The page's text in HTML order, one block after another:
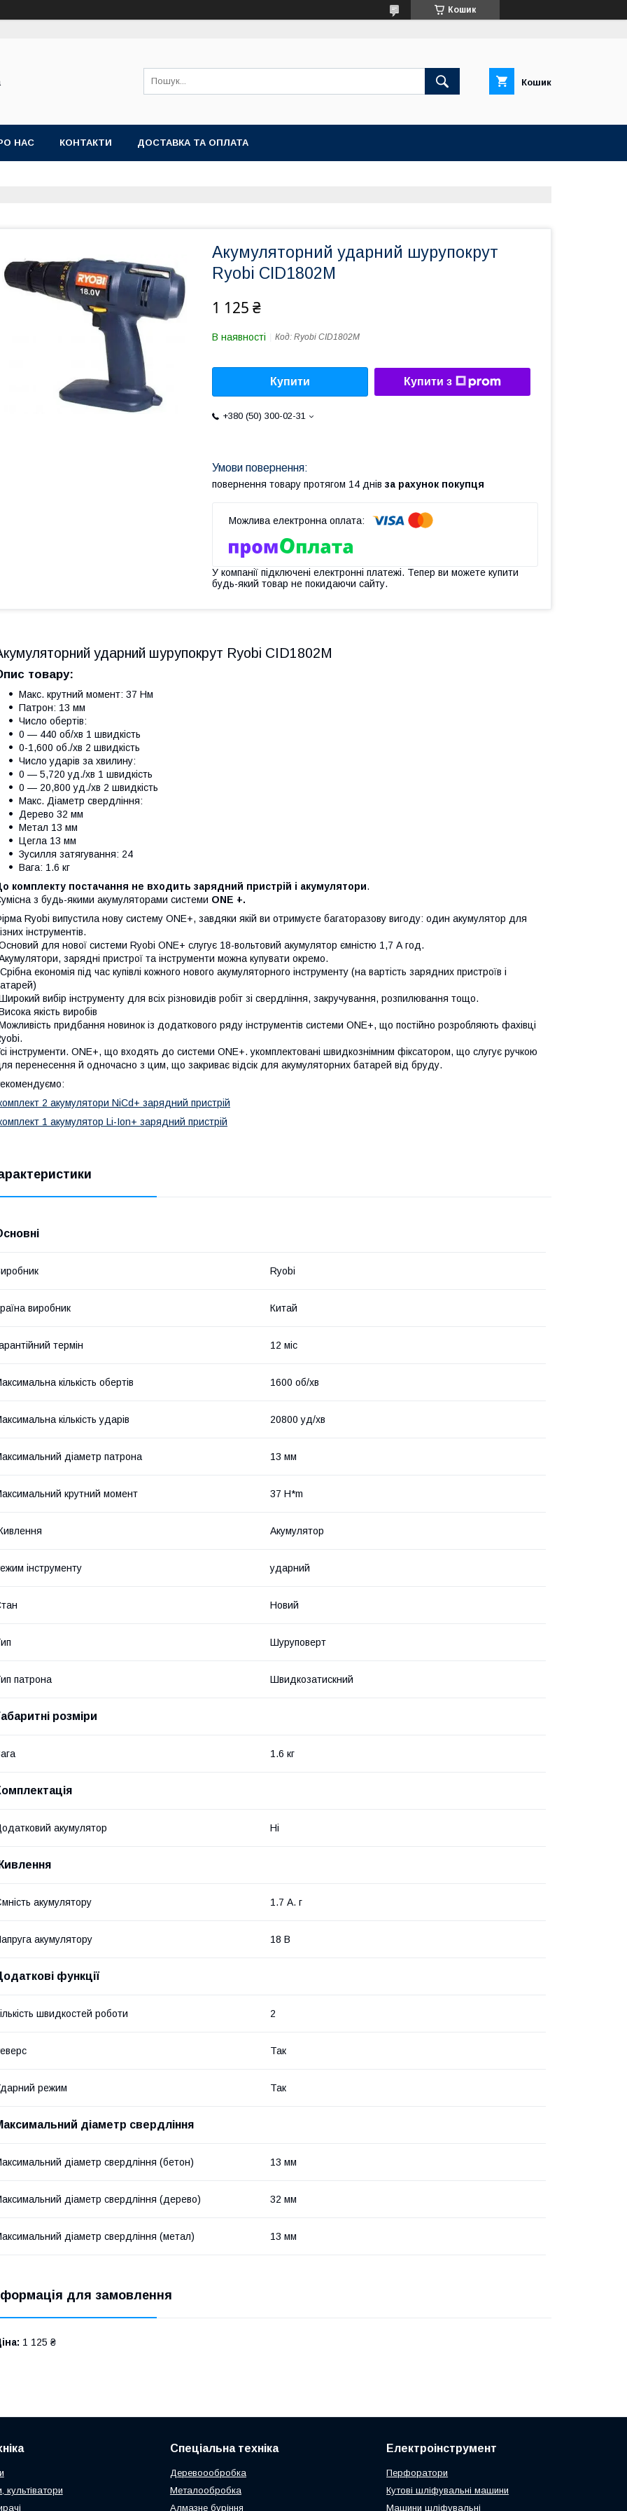
Кошик
Кошик
НАС КОНТАКТИ ДОСТАВКА ТА ОПЛАТА
Акумуляторний ударний шурупокрут
Ryobi CID1802M
1 125 ₴
В наявності Код: Ryobi CID1802M
Купити Купити з
+380 (50) 300-02-31
повернення товару протягом 14 днів за рахунок покупця
У компанії підключені електронні платежі. Тепер ви можете купити
будь-який товар не покидаючи сайту.
ударний шурупокрут Ryobi CID1802M
товару:
Макс. крутний момент: 37 Нм
Патрон: 13 мм
Число обертів:
0 — 440 об/хв 1 швидкість
0-1,600 об./хв 2 швидкість
Число ударів за хвилину:
0 — 5,720 уд./хв 1 швидкість
0 — 20,800 уд./хв 2 швидкість
Макс. Діаметр свердління:
Дерево 32 мм
Метал 13 мм
Цегла 13 мм
Зусилля затягування: 24
Вага: 1.6 кг
комплекту постачання не входить зарядний пристрій і акумулятори.
з будь-якими акумуляторами системи ONE +.
Ryobi випустила нову систему ONE+, завдяки якій ви отримуєте багаторазову вигоду: один акумулятор для
інструментів.
для нової системи Ryobi ONE+ слугує 18-вольтовий акумулятор ємністю 1,7 А год.
зарядні пристрої та інструменти можна купувати окремо.
економія під час купівлі кожного нового акумуляторного інструменту (на вартість зарядних пристроїв і
вибір інструменту для всіх різновидів робіт зі свердління, закручування, розпилювання тощо.
якість виробів
придбання новинок із додаткового ряду інструментів системи ONE+, що постійно розробляють фахівці
інструменти. ONE+, що входять до системи ONE+. укомплектовані швидкознімним фіксатором, що слугує ручкою
перенесення й одночасно з цим, що закриває відсік для акумуляторних батарей від бруду.
2 акумулятори NiCd+ зарядний пристрій
1 акумулятор Li-Ion+ зарядний пристрій
Ryobi
виробник Китай
термін 12 міс
кількість обертів 1600 об/хв
кількість ударів 20800 уд/хв
діаметр патрона 13 мм
крутний момент 37 H*m
Акумулятор
інструменту ударний
Новий
Шуруповерт
патрона Швидкозатискний
розміри
1.6 кг
акумулятор Ні
акумулятору 1.7 А. г
акумулятору 18 В
функції
швидкостей роботи 2
Так
режим Так
діаметр свердління
діаметр свердління (бетон) 13 мм
діаметр свердління (дерево) 32 мм
діаметр свердління (метал) 13 мм
для замовлення
1 125 ₴
культіватори
Спеціальна техніка
Деревоообробка
Металообробка
Алмазне буріння
Електроінструмент
Перфоратори
Кутові шліфувальні машини
Машини шліфувальні